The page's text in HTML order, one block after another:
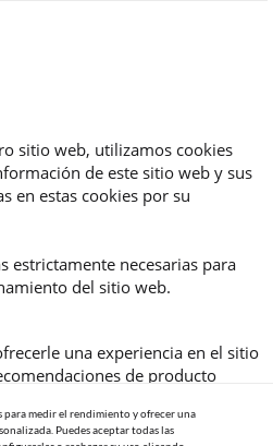
sitio web, utilizamos cookies
de este sitio web y sus
en estas cookies por su
estrictamente necesarias para
del sitio web.
una experiencia en el sitio
de producto
cookie, nos ayuda a mejorar aún
medir el rendimiento y ofrecer una
Puedes aceptar todas las